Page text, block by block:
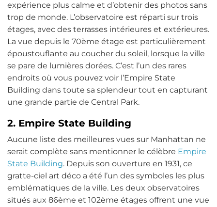
expérience plus calme et d’obtenir des photos sans
trop de monde. L’observatoire est réparti sur trois
étages, avec des terrasses intérieures et extérieures.
La vue depuis le 70ème étage est particulièrement
époustouflante au coucher du soleil, lorsque la ville
se pare de lumières dorées. C’est l’un des rares
endroits où vous pouvez voir l’Empire State
Building dans toute sa splendeur tout en capturant
une grande partie de Central Park.
2. Empire State Building
Aucune liste des meilleures vues sur Manhattan ne
serait complète sans mentionner le célèbre Empire
State Building. Depuis son ouverture en 1931, ce
gratte-ciel art déco a été l’un des symboles les plus
emblématiques de la ville. Les deux observatoires
situés aux 86ème et 102ème étages offrent une vue